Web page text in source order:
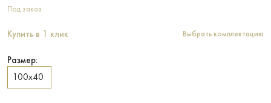
Под заказ
Купить в 1 клик Выбрать комплектацию
Размер:
100х40